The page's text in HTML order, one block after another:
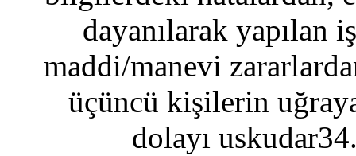
dayanılarak yapılan
maddi/manevi
üçüncü kişilerin
dolayı